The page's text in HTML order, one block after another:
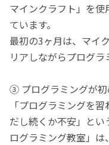
マインクラフト」を
ています。
最初の3ヶ月は、マイ
リアしながらプログラ
③ プログラミングが初
「プログラミングを
だし続くか不安」とい
ログラミング教室」